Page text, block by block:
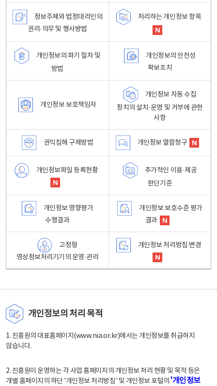
정보주체와 법정대리인의
권리·의무 및 행사방법
처리하는 개인정보 항목
개인정보의 파기 절차 및
방법
개인정보의 안전성
확보조치
개인정보 보호책임자
개인정보 자동 수집
장치의 설치·운영 및 거부에 관한
사항
권익침해 구제방법 개인정보 열람청구
개인정보파일 등록현황
추가적인 이용·제공
판단기준
개인정보 영향평가
수행결과
개인정보 보호수준 평가
결과
고정형
영상정보처리기기의 운영·관리
개인정보 처리방침 변경
개인정보의 처리 목적
1. 진흥원의 대표홈페이지(www.nia.or.kr)에서는 개인정보를 취급하지
않습니다.
2. 진흥원이 운영하는 각 사업 홈페이지의 개인정보 처리 현황 및 목적 등은
개별 홈페이지의 하단 '개인정보 처리방침' 및 개인정보 포털의 '개인정보